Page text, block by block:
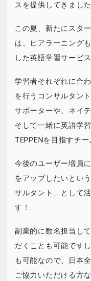
スを提供してきました
この夏、新たにスタ
は、ピアラーニング
した英語学習サービス
学習者それぞれに合
を行うコンサルタン
サポーターや、ネイ
そして一緒に英語学
TEPPENを目指すチ
今後のユーザー増員
をアップしたいとい
サルタント」として
す！
副業的に数名担当し
だくことも可能です
も可能なので、日本
ご協力いただける方